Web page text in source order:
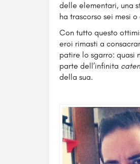
delle elementari, una
ha trascorso sei mesi
Con tutto questo
eroi rimasti a
patire lo sgarro: quasi
parte dell’infinita
della sua.